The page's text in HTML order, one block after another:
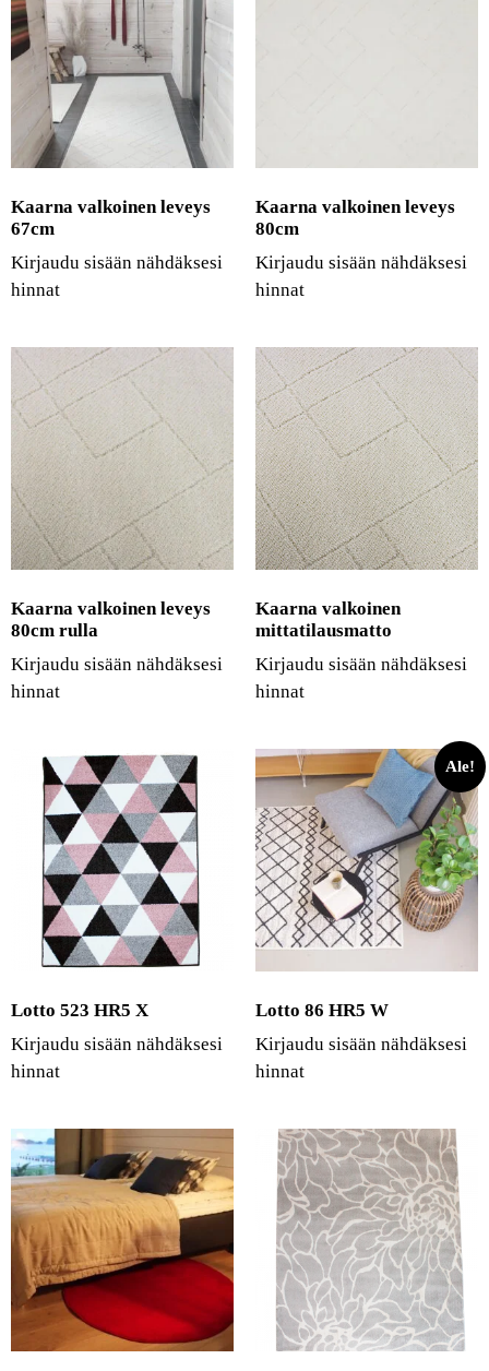
Kaarna valkoinen leveys
67cm
Kirjaudu sisään nähdäksesi
hinnat
Kaarna valkoinen leveys
80cm
Kirjaudu sisään nähdäksesi
hinnat
Kaarna valkoinen leveys
80cm rulla
Kirjaudu sisään nähdäksesi
hinnat
Kaarna valkoinen
mittatilausmatto
Kirjaudu sisään nähdäksesi
hinnat
Lotto 523 HR5 X
Kirjaudu sisään nähdäksesi
hinnat
Ale!
Lotto 86 HR5 W
Kirjaudu sisään nähdäksesi
hinnat